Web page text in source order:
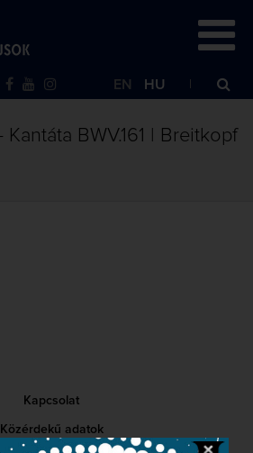
EN HU
Kantáta BWV.161 | Breitkopf
Kapcsolat
Közérdekű adatok